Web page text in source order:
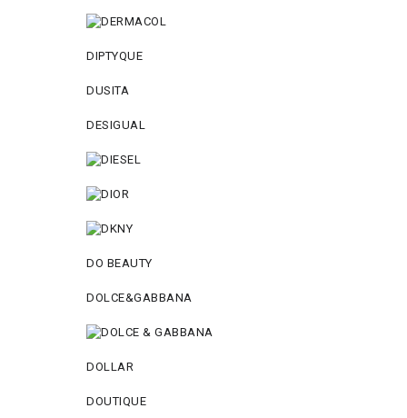
DIPTYQUE
DUSITA
DESIGUAL
DO BEAUTY
DOLCE&GABBANA
DOLLAR
DOUTIQUE